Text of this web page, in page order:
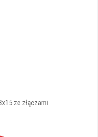
ze złączami